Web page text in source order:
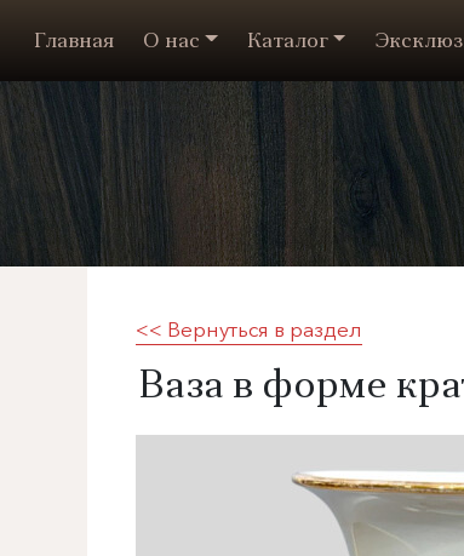
Главная О нас Каталог
<< Вернуться в раздел
​Ваза в форме